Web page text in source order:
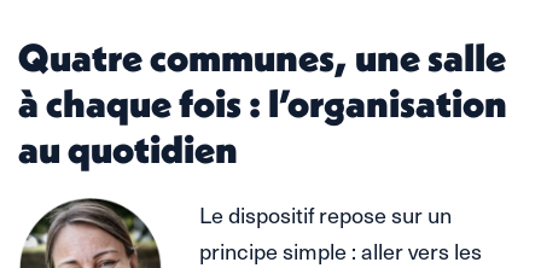
Quatre communes, une salle
à chaque fois : l’organisation
au quotidien
Le dispositif repose sur un
principe simple : aller vers les